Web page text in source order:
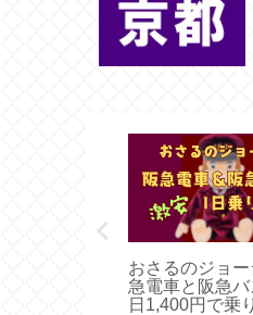
おさるのジョー
急電車と阪急
日1,400円で乗